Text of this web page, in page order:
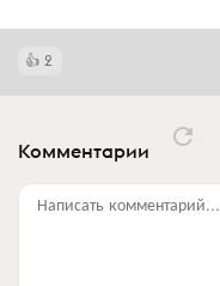
2
Комментарии
Написать комментарий...